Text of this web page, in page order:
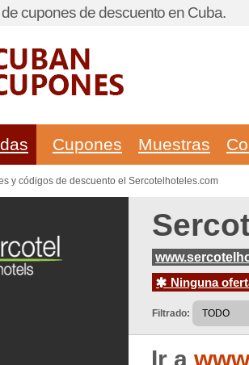
de cupones de descuento en Cuba.
Cupones Muestras
y códigos de descuento el Sercotelhoteles.com
Ninguna
Filtrado:
Ir a